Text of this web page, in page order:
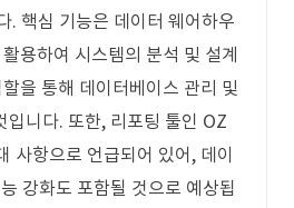
. 핵심 기능은 데이터 웨어하우
용하여 시스템의 분석 및 설계
을 통해 데이터베이스 관리 및
입니다. 또한, 리포팅 툴인 OZ
사항으로 언급되어 있어, 데이
강화도 포함될 것으로 예상됩